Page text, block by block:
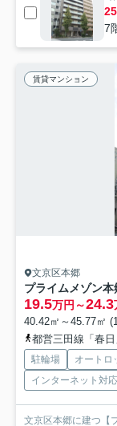
7
賃貸マンション
文京区本郷
プライムメゾン本
19.5万円～24.3
40.42㎡～45.77㎡
都営三田線「春
駐輪場 オートロ
インターネット対応
文京区本郷に建つ【